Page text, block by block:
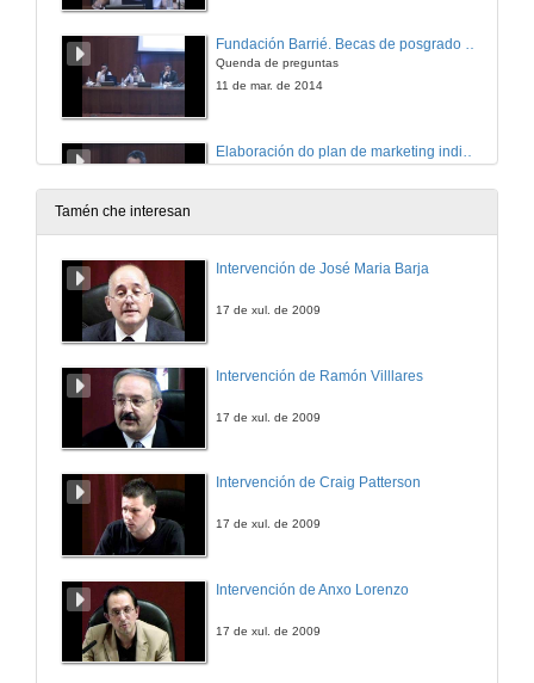
Fundación Barrié. Becas de posgrado no estranxeiro
Quenda de preguntas
11 de mar. de 2014
12 de mar. de 2014
Tamén che interesan
Intervención de José Maria Barja
17 de xul. de 2009
Intervención de Ramón Villlares
17 de xul. de 2009
Intervención de Craig Patterson
17 de xul. de 2009
Intervención de Anxo Lorenzo
17 de xul. de 2009